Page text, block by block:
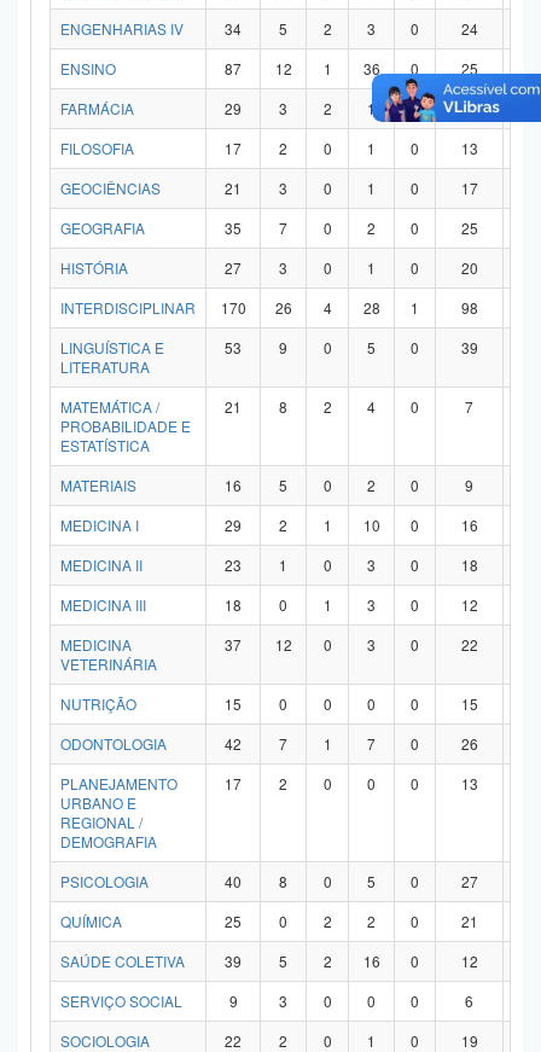
ENGENHARIAS IV
34 5 2 3 0 24
ENSINO
87 12 1 36 0 25
FARMÁCIA
29 3 2 1 0 21
FILOSOFIA
17 2 0 1 0 13
GEOCIÊNCIAS
21 3 0 1 0 17
GEOGRAFIA
35 7 0 2 0 25
HISTÓRIA
27 3 0 1 0 20
INTERDISCIPLINAR
170 26 4 28 1 98
LINGUÍSTICA E
LITERATURA
53 9 0 5 0 39
MATEMÁTICA /
PROBABILIDADE E
ESTATÍSTICA
21 8 2 4 0 7
MATERIAIS 16 5 0 2 0 9
MEDICINA I
29 2 1 10 0 16
MEDICINA II
23 1 0 3 0 18
MEDICINA III
18 0 1 3 0 12
MEDICINA
VETERINÁRIA
37 12 0 3 0 22
NUTRIÇÃO 15 0 0 0 0 15
ODONTOLOGIA
42 7 1 7 0 26
PLANEJAMENTO
URBANO E
REGIONAL /
DEMOGRAFIA
17 2 0 0 0 13
PSICOLOGIA 40 8 0 5 0 27
QUÍMICA
25 0 2 2 0 21
SAÚDE COLETIVA
39 5 2 16 0 12
SERVIÇO SOCIAL
9 3 0 0 0 6
SOCIOLOGIA
22 2 0 1 0 19